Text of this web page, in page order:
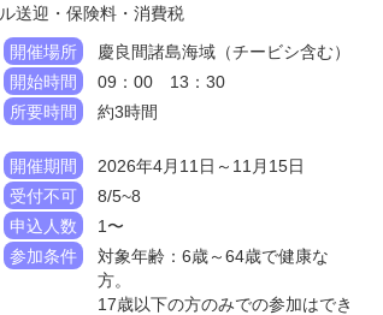
ル送迎・保険料・消費税
開催場所
慶良間諸島海域（チービシ含む）
開始時間
09：00 13：30
所要時間
約3時間
開催期間
2026年4月11日～11月15日
受付不可
8/5~8
申込人数
1〜
参加条件
対象年齢：6歳～64歳で健康な
方。
17歳以下の方のみでの参加はでき